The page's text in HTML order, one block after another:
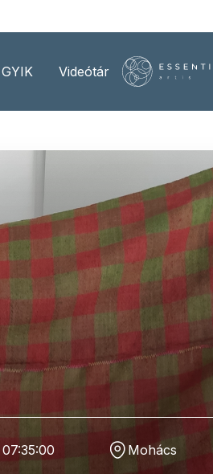
GYIK Videótár
Mohács